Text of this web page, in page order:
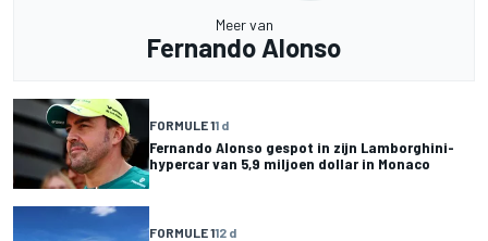
Meer van
Fernando Alonso
FORMULE 11 d
Fernando Alonso gespot in zijn Lamborghini-
hypercar van 5,9 miljoen dollar in Monaco
FORMULE 112 d